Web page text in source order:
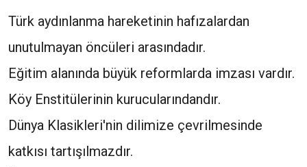
Türk aydınlanma hareketinin hafızalardan
unutulmayan öncüleri arasındadır.
Eğitim alanında büyük reformlarda imzası vardır.
Köy Enstitülerinin kurucularındandır.
Dünya Klasikleri'nin dilimize çevrilmesinde
katkısı tartışılmazdır.